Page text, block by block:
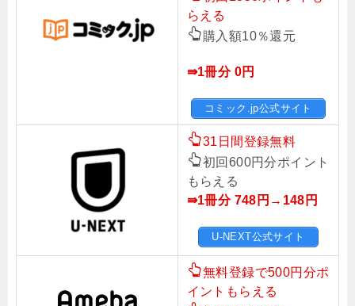
らえる
購入額10％還元
⇛1冊分 0円
コミック.jp公式サイト
31日間登録無料
初回600円分ポイント
もらえる
⇛1冊分 748円→148 円
U-NEXT公式サイト
無料登録で500円分ポ
イントもらえる